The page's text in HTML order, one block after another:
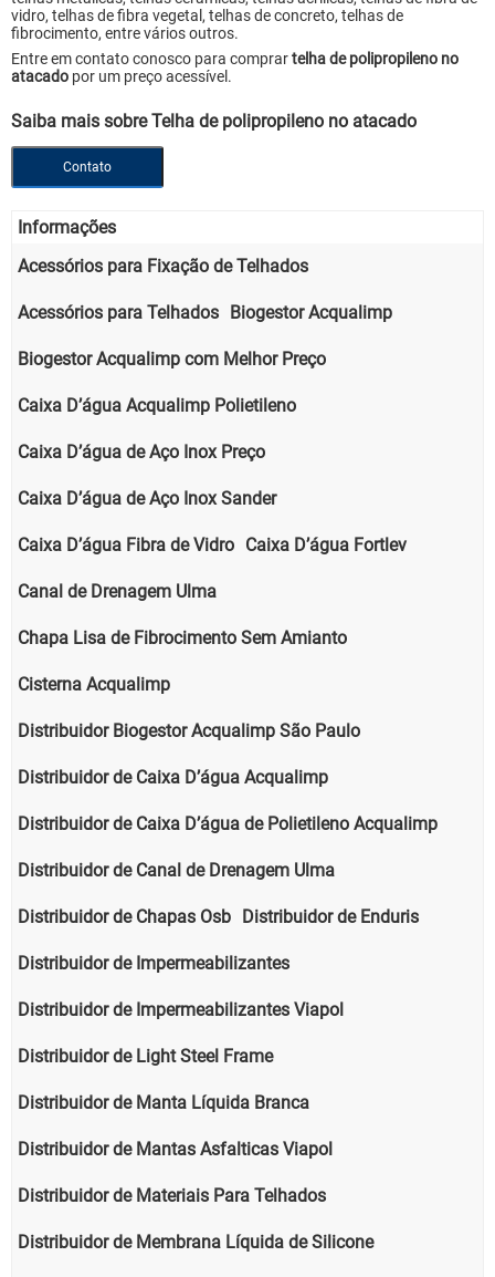
vidro, telhas de fibra vegetal, telhas de concreto, telhas de
fibrocimento, entre vários outros.
Entre em contato conosco para comprartelha de polipropileno no
atacado por um preço acessível.
Saiba mais sobre Telha de polipropileno no atacado
Contato
Informações
Acessórios para Fixação de Telhados
Acessórios para Telhados Biogestor Acqualimp
Biogestor Acqualimp com Melhor Preço
Caixa D’água Acqualimp Polietileno
Caixa D’água de Aço Inox Preço
Caixa D’água de Aço Inox Sander
Caixa D’água Fibra de Vidro Caixa D’água Fortlev
Canal de Drenagem Ulma
Chapa Lisa de Fibrocimento Sem Amianto
Cisterna Acqualimp
Distribuidor Biogestor Acqualimp São Paulo
Distribuidor de Caixa D’água Acqualimp
Distribuidor de Caixa D’água de Polietileno Acqualimp
Distribuidor de Canal de Drenagem Ulma
Distribuidor de Chapas Osb Distribuidor de Enduris
Distribuidor de Impermeabilizantes
Distribuidor de Impermeabilizantes Viapol
Distribuidor de Light Steel Frame
Distribuidor de Manta Líquida Branca
Distribuidor de Mantas Asfalticas Viapol
Distribuidor de Materiais Para Telhados
Distribuidor de Membrana Líquida de Silicone